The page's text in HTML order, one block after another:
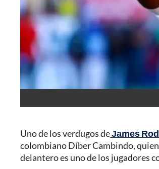
Uno de los verdugos deJames
colombiano Díber Cambindo,
delantero es uno de los jugadores